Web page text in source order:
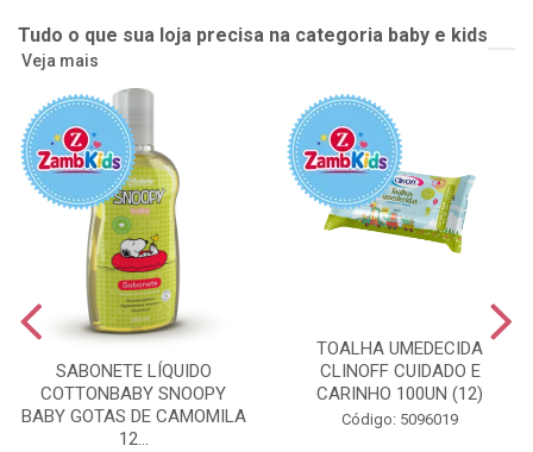
Tudo o que sua loja precisa na categoria baby e kids
Veja mais
SABONETE LÍQUIDO
COTTONBABY SNOOPY
BABY GOTAS DE CAMOMILA
12...
TOALHA UMEDECIDA
CLINOFF CUIDADO E
CARINHO 100UN (12)
Código: 5096019